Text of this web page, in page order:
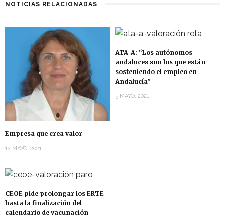
NOTICIAS RELACIONADAS
Empresa que crea valor
12 MAYO, 2021
ATA-A: “Los autónomos
andaluces son los que están
sosteniendo el empleo en
Andalucía”
5 MAYO, 2021
CEOE pide prolongar los ERTE
hasta la finalización del
calendario de vacunación